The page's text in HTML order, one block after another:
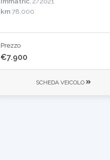
km78.000
Prezzo
€7.900
SCHEDA VEICOLO